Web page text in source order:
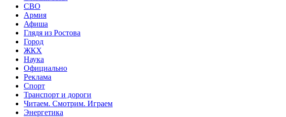
СВО
Армия
Афиша
Глядя из Ростова
Город
ЖКХ
Наука
Официально
Реклама
Спорт
Транспорт и дороги
Читаем. Смотрим. Играем
Энергетика